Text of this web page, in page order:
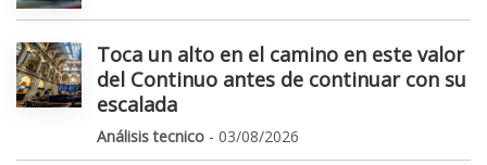
Toca un alto en el camino en este valor
del Continuo antes de continuar con su
escalada
Análisis tecnico - 03/08/2026